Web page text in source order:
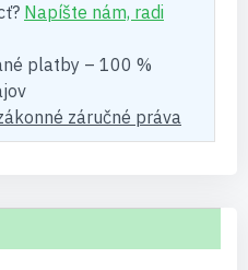
Napíšte nám, radi
platby – 100 %
záručné práva